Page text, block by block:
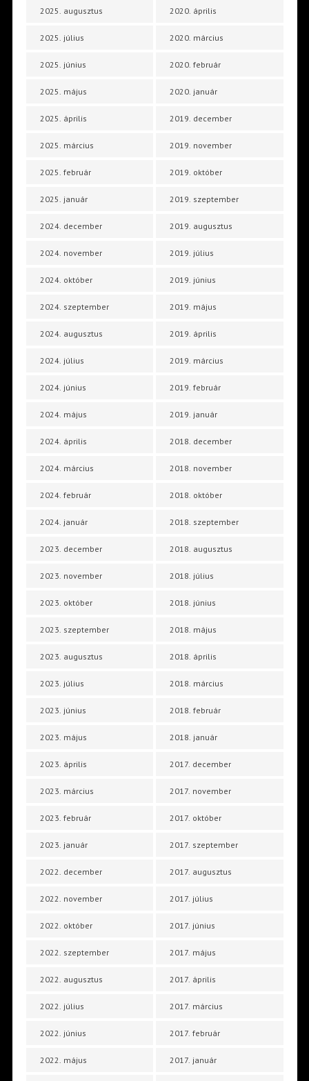
2025. augusztus
2025. július
2025. június
2025. május
2025. április
2025. március
2025. február
2025. január
2024. december
2024. november
2024. október
2024. szeptember
2024. augusztus
2024. július
2024. június
2024. május
2024. április
2024. március
2024. február
2024. január
2023. december
2023. november
2023. október
2023. szeptember
2023. augusztus
2023. július
2023. június
2023. május
2023. április
2023. március
2023. február
2023. január
2022. december
2022. november
2022. október
2022. szeptember
2022. augusztus
2022. július
2022. június
2022. május
2020. április
2020. március
2020. február
2020. január
2019. december
2019. november
2019. október
2019. szeptember
2019. augusztus
2019. július
2019. június
2019. május
2019. április
2019. március
2019. február
2019. január
2018. december
2018. november
2018. október
2018. szeptember
2018. augusztus
2018. július
2018. június
2018. május
2018. április
2018. március
2018. február
2018. január
2017. december
2017. november
2017. október
2017. szeptember
2017. augusztus
2017. július
2017. június
2017. május
2017. április
2017. március
2017. február
2017. január